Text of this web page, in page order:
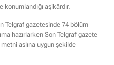
aşikârdır.
Telgraf gazetesinde 74 bölüm
hazırlarken Son Telgraf gazete
aslına uygun şekilde